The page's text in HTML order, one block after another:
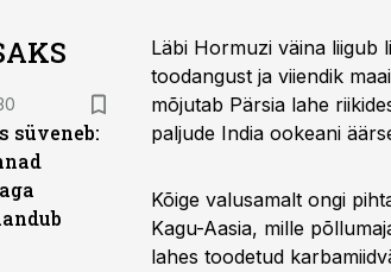
süveneb:
Läbi Hormuzi väina liigub
toodangust ja viiendik
mõjutab Pärsia lahe
paljude India ookeani
Kõige valusamalt ongi
Kagu-Aasia, mille
lahes toodetud